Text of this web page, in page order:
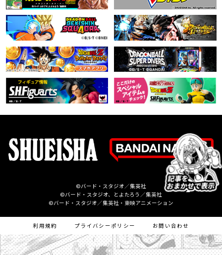
©バード・スタジオ／集英社
©バード・スタジオ、とよたろう／集英社
©バード・スタジオ／集英社・東映アニメーション
利用規約 プライバシーポリシー お問い合わせ